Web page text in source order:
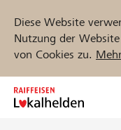
Diese Website
Nutzung der
von Cookies zu.
Zum
Inhalt